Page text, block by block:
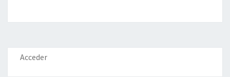
o
o
k
er dI
n
l
p
ar
Acceder